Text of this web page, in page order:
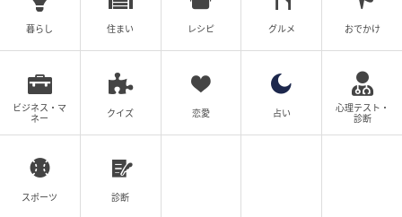
photograph_Daisuke Taniguchi
styling_Emiko Akashi
hair & make-up_Akemi Onishi
model_Hannah M and Nikoten(dog)
edit_Takamichi Yamazaki〈 KIP Inc.〉
design_Katsura Yamamoto
暮らし 住まい レシピ グルメ おでかけ
ビジネス・マ
ネー
クイズ 恋愛 占い
心理テスト・
診断
スポーツ 診断